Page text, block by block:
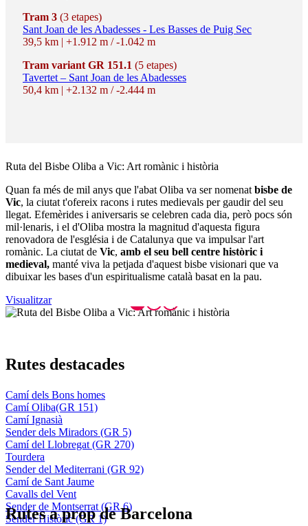
Tram 3 (3 etapes)
Sant Joan de les Abadesses - Les Basses de Puig Sec
39,5 km | +1.912 m / -1.042 m
Tram variant GR 151.1 (5 etapes)
Tavertet – Sant Joan de les Abadesses
50,4 km | +2.132 m / -2.444 m
Ruta del Bisbe Oliba a Vic: Art romànic i història
Quan fa més de mil anys que l'abat Oliba va ser nomenat bisbe de
Vic, la ciutat t'ofereix racons i rutes medievals per gaudir del seu
llegat. Efemèrides i aniversaris se celebren cada dia, però pocs són
mil·lenaris, i el d'Oliba mostra la magnitud d'aquesta figura
renovadora de l'església i de Catalunya que va impulsar l'art
romànic. La ciutat de Vic, amb el seu bell centre històric i
medieval, manté viva la petjada d'aquest bisbe visionari que va
dibuixar les bases d'un espiritualisme català basat en la pau.
Visualitzar
Rutes destacades
Camí dels Bons homes
Camí Oliba(GR 151)
Camí Ignasià
Sender dels Miradors (GR 5)
Camí del Llobregat (GR 270)
Tourdera
Sender del Mediterrani (GR 92)
Camí de Sant Jaume
Cavalls del Vent
Sender de Montserrat (GR 6)
Sender Històric (GR 1)
Rutesa prop de Barcelona